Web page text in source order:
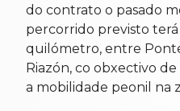
do contrato o pasado
percorrido previsto
quilómetro, entre
Riazón, co obxectivo
a mobilidade peonil na